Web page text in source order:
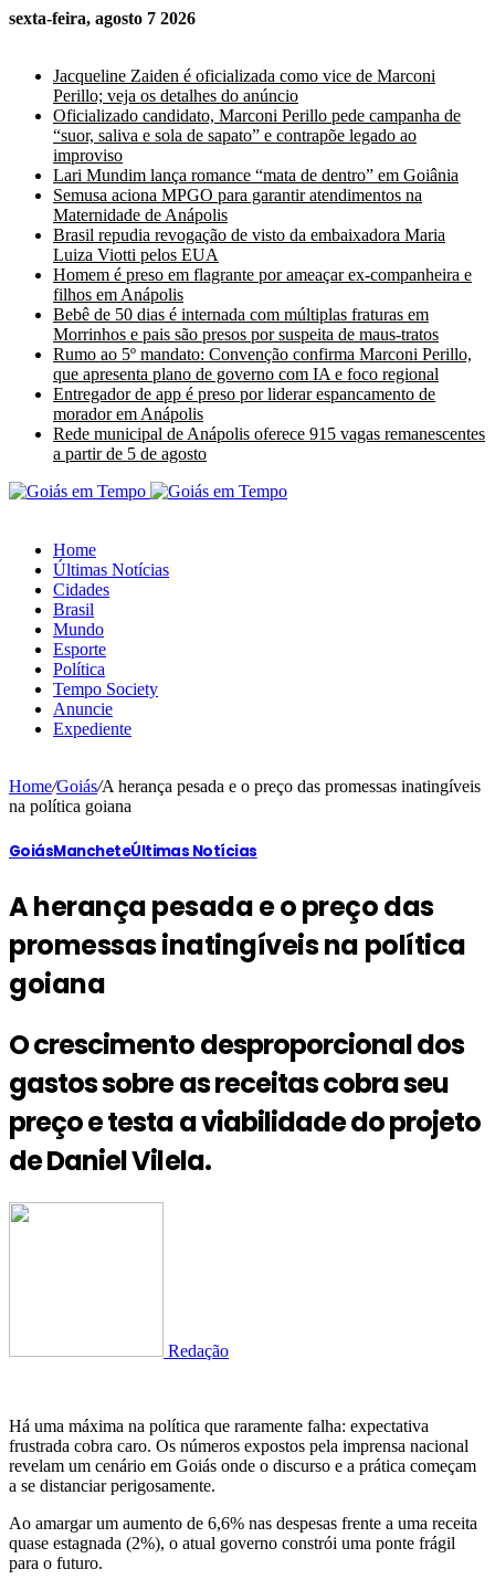
sexta-feira, agosto 7 2026
Jacqueline Zaiden é oficializada como vice de Marconi
Perillo; veja os detalhes do anúncio
Oficializado candidato, Marconi Perillo pede campanha de
“suor, saliva e sola de sapato” e contrapõe legado ao
improviso
Lari Mundim lança romance “mata de dentro” em Goiânia
Semusa aciona MPGO para garantir atendimentos na
Maternidade de Anápolis
Brasil repudia revogação de visto da embaixadora Maria
Luiza Viotti pelos EUA
Homem é preso em flagrante por ameaçar ex-companheira e
filhos em Anápolis
Bebê de 50 dias é internada com múltiplas fraturas em
Morrinhos e pais são presos por suspeita de maus-tratos
Rumo ao 5º mandato: Convenção confirma Marconi Perillo,
que apresenta plano de governo com IA e foco regional
Entregador de app é preso por liderar espancamento de
morador em Anápolis
Rede municipal de Anápolis oferece 915 vagas remanescentes
a partir de 5 de agosto
Home
Últimas Notícias
Cidades
Brasil
Mundo
Esporte
Política
Tempo Society
Anuncie
Expediente
Home/Goiás/A herança pesada e o preço das promessas inatingíveis
na política goiana
GoiásMancheteÚltimas Notícias
A herança pesada e o preço das
promessas inatingíveis na política
goiana
O crescimento desproporcional dos
gastos sobre as receitas cobra seu
preço e testa a viabilidade do projeto
de Daniel Vilela.
Redação
Há uma máxima na política que raramente falha: expectativa
frustrada cobra caro. Os números expostos pela imprensa nacional
revelam um cenário em Goiás onde o discurso e a prática começam
a se distanciar perigosamente.
Ao amargar um aumento de 6,6% nas despesas frente a uma receita
quase estagnada (2%), o atual governo constrói uma ponte frágil
para o futuro.